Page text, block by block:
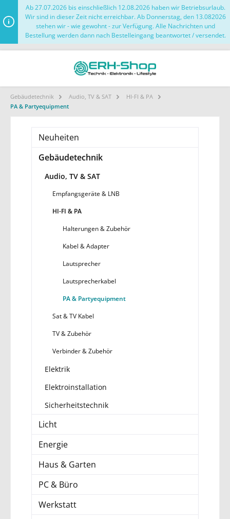
Ab 27.07.2026 bis einschließlich 12.08.2026 haben wir Betriebsurlaub.
Wir sind in dieser Zeit nicht erreichbar. Ab Donnerstag, den 13.082026
stehen wir - wie gewohnt - zur Verfügung. Alle Nachrichten und
Bestellung werden dann nach Bestelleingang beantwortet / versendet.
Gebäudetechnik Audio, TV & SAT
HI-FI & PA
PA & Partyequipment
Neuheiten
Gebäudetechnik
Audio, TV & SAT
Empfangsgeräte & LNB
HI-FI & PA
Halterungen & Zubehör
Kabel & Adapter
Lautsprecher
Lautsprecherkabel
PA & Partyequipment
Sat & TV Kabel
TV & Zubehör
Verbinder & Zubehör
Elektrik
Elektroinstallation
Sicherheitstechnik
Licht
Energie
Haus & Garten
PC & Büro
Werkstatt